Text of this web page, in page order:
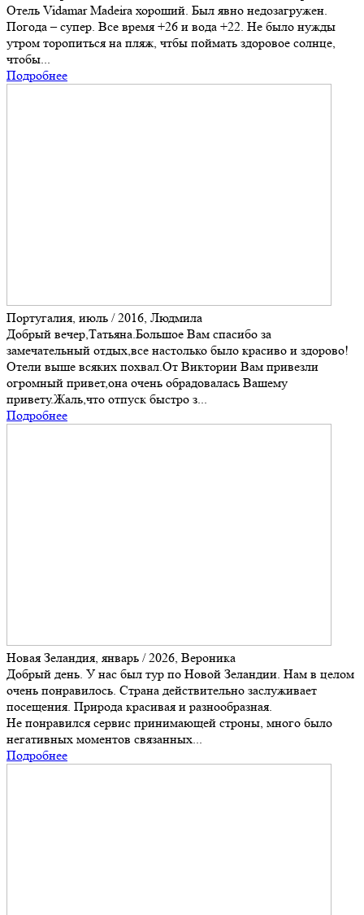
Отель Vidamar Madeira хороший. Был явно недозагружен.
Погода – супер. Все время +26 и вода +22. Не было нужды
утром торопиться на пляж, чтбы поймать здоровое солнце,
чтобы...
Подробнее
Португалия, июль / 2016, Людмила
Добрый вечер,Татьяна.Большое Вам спасибо за
замечательный отдых,все настолько было красиво и здорово!
Отели выше всяких похвал.От Виктории Вам привезли
огромный привет,она очень обрадовалась Вашему
привету.Жаль,что отпуск быстро з...
Подробнее
Новая Зеландия, январь / 2026, Вероника
Добрый день. У нас был тур по Новой Зеландии. Нам в целом
очень понравилось. Страна действительно заслуживает
посещения. Природа красивая и разнообразная.
Не понравился сервис принимающей строны, много было
негативных моментов связанных...
Подробнее